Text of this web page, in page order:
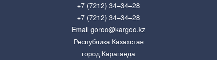
+7 (7212) 34–34–28
+7 (7212) 34–34–28
Email goroo@kargoo.kz
Республика Казахстан
город Караганда